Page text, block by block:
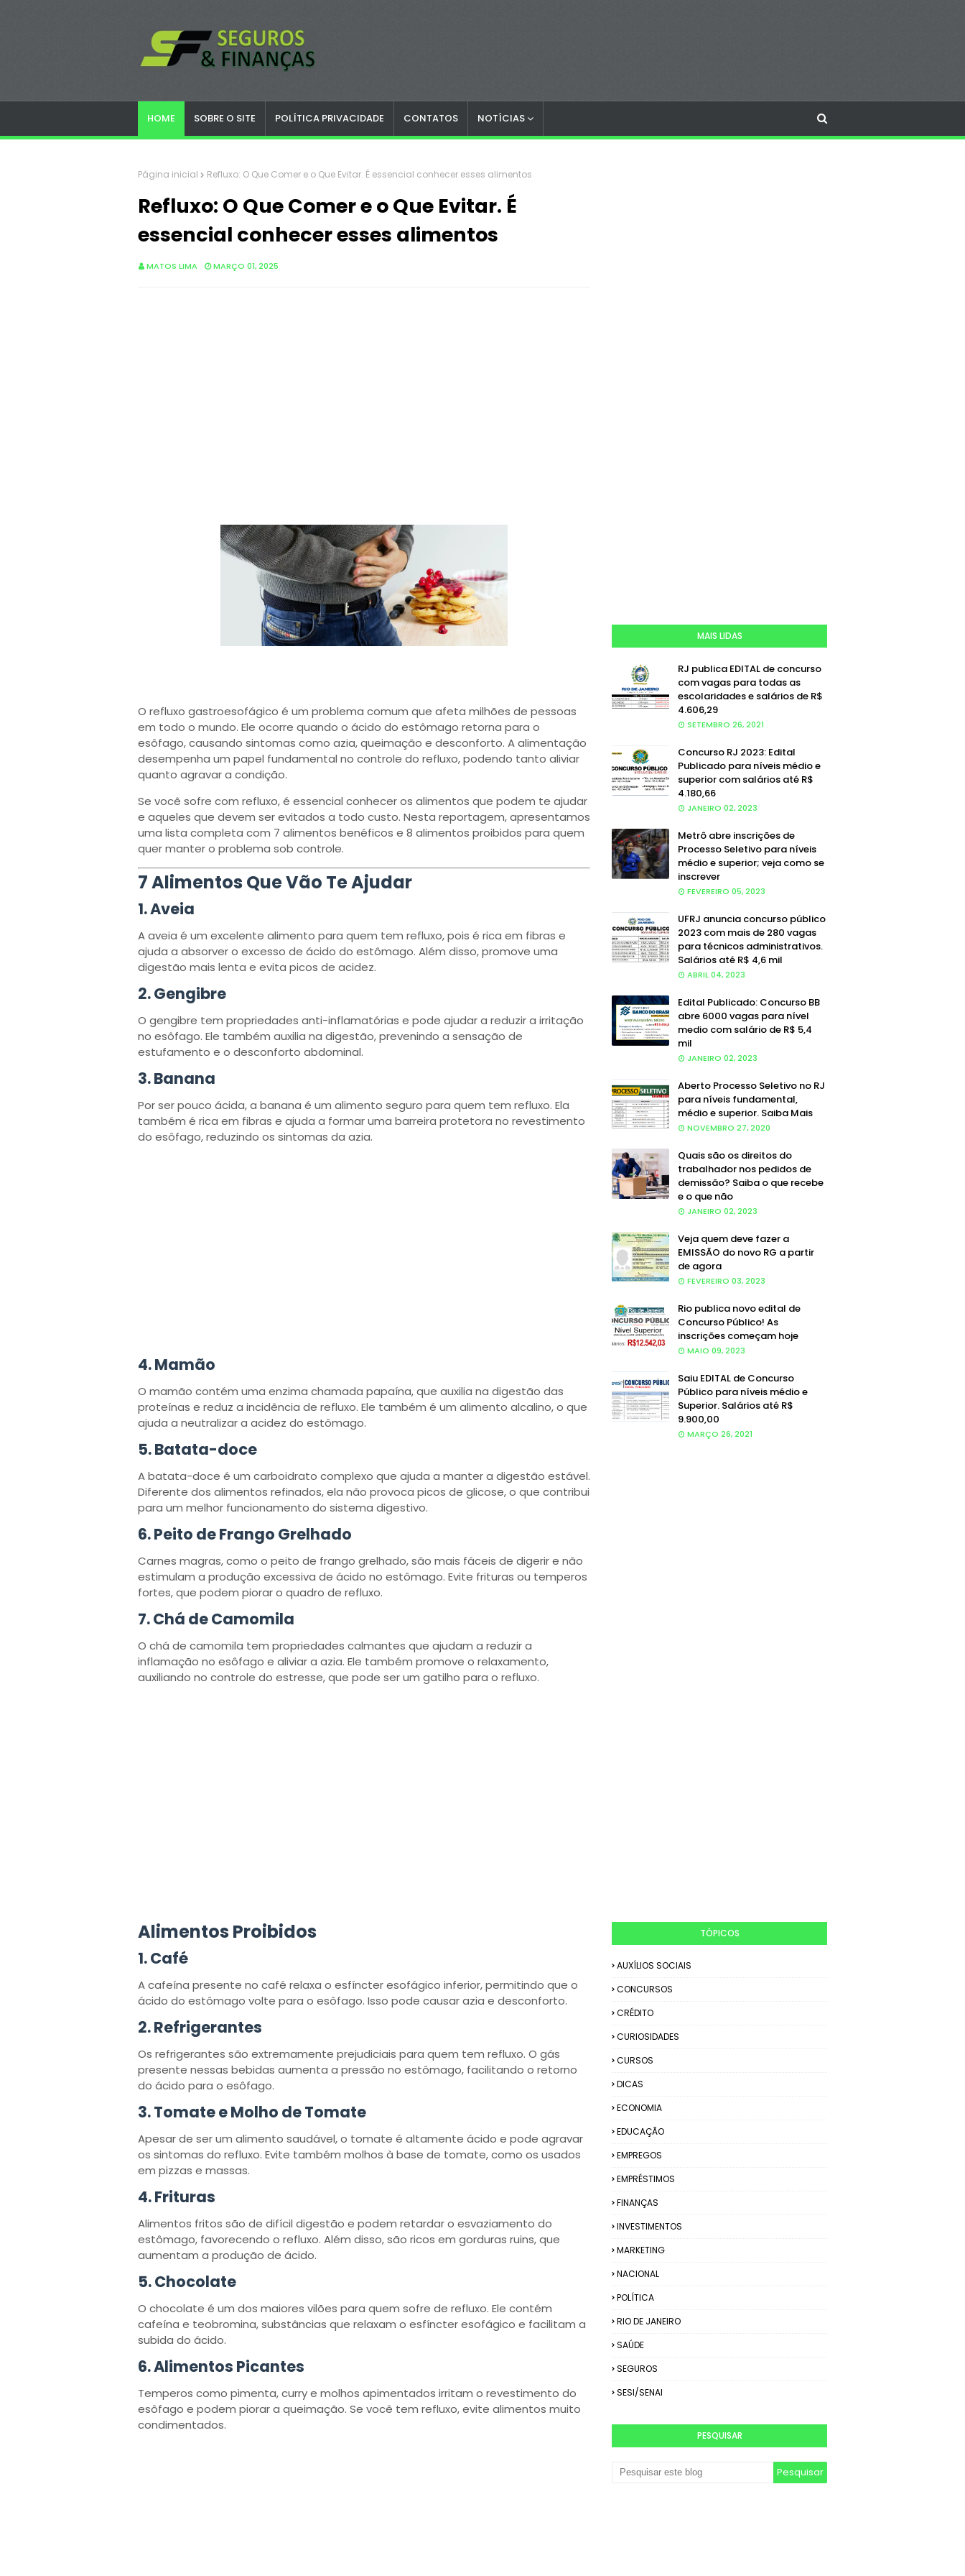
HOME SOBRE O SITE POLÍTICA PRIVACIDADE CONTATOS NOTÍCIAS
Página inicial Refluxo: O Que Comer e o Que Evitar. É essencial conhecer esses alimentos
Refluxo: O Que Comer e o Que Evitar. É
essencial conhecer esses alimentos
MATOS LIMA MARÇO 01, 2025
O refluxo gastroesofágico é um problema comum que afeta milhões de pessoas
em todo o mundo. Ele ocorre quando o ácido do estômago retorna para o
esôfago, causando sintomas como azia, queimação e desconforto. A alimentação
desempenha um papel fundamental no controle do refluxo, podendo tanto aliviar
quanto agravar a condição.
Se você sofre com refluxo, é essencial conhecer os alimentos que podem te ajudar
e aqueles que devem ser evitados a todo custo. Nesta reportagem, apresentamos
uma lista completa com 7 alimentos benéficos e 8 alimentos proibidos para quem
quer manter o problema sob controle.
7 Alimentos Que Vão Te Ajudar
1.Aveia
A aveia é um excelente alimento para quem tem refluxo, pois é rica em fibras e
ajuda a absorver o excesso de ácido do estômago. Além disso, promove uma
digestão mais lenta e evita picos de acidez.
2.Gengibre
O gengibre tem propriedades anti-inflamatórias e pode ajudar a reduzir a irritação
no esôfago. Ele também auxilia na digestão, prevenindo a sensação de
estufamento e o desconforto abdominal.
3.Banana
Por ser pouco ácida, a banana é um alimento seguro para quem tem refluxo. Ela
também é rica em fibras e ajuda a formar uma barreira protetora no revestimento
do esôfago, reduzindo os sintomas da azia.
4.Mamão
O mamão contém uma enzima chamada papaína, que auxilia na digestão das
proteínas e reduz a incidência de refluxo. Ele também é um alimento alcalino, o que
ajuda a neutralizar a acidez do estômago.
5.Batata-doce
A batata-doce é um carboidrato complexo que ajuda a manter a digestão estável.
Diferente dos alimentos refinados, ela não provoca picos de glicose, o que contribui
para um melhor funcionamento do sistema digestivo.
6.Peito de Frango Grelhado
Carnes magras, como o peito de frango grelhado, são mais fáceis de digerir e não
estimulam a produção excessiva de ácido no estômago. Evite frituras ou temperos
fortes, que podem piorar o quadro de refluxo.
7.Chá de Camomila
O chá de camomila tem propriedades calmantes que ajudam a reduzir a
inflamação no esôfago e aliviar a azia. Ele também promove o relaxamento,
auxiliando no controle do estresse, que pode ser um gatilho para o refluxo.
Alimentos Proibidos
1.Café
A cafeína presente no café relaxa o esfíncter esofágico inferior, permitindo que o
ácido do estômago volte para o esôfago. Isso pode causar azia e desconforto.
2.Refrigerantes
Os refrigerantes são extremamente prejudiciais para quem tem refluxo. O gás
presente nessas bebidas aumenta a pressão no estômago, facilitando o retorno
do ácido para o esôfago.
3.Tomate e Molho de Tomate
Apesar de ser um alimento saudável, o tomate é altamente ácido e pode agravar
os sintomas do refluxo. Evite também molhos à base de tomate, como os usados
em pizzas e massas.
4.Frituras
Alimentos fritos são de difícil digestão e podem retardar o esvaziamento do
estômago, favorecendo o refluxo. Além disso, são ricos em gorduras ruins, que
aumentam a produção de ácido.
5.Chocolate
O chocolate é um dos maiores vilões para quem sofre de refluxo. Ele contém
cafeína e teobromina, substâncias que relaxam o esfíncter esofágico e facilitam a
subida do ácido.
6.Alimentos Picantes
Temperos como pimenta, curry e molhos apimentados irritam o revestimento do
esôfago e podem piorar a queimação. Se você tem refluxo, evite alimentos muito
condimentados.
MAIS LIDAS
RJ publica EDITAL de concurso
com vagas para todas as
escolaridades e salários de R$
4.606,29
SETEMBRO 26, 2021
Concurso RJ 2023: Edital
Publicado para níveis médio e
superior com salários até R$
4.180,66
JANEIRO 02, 2023
Metrô abre inscrições de
Processo Seletivo para níveis
médio e superior; veja como se
inscrever
FEVEREIRO 05, 2023
UFRJ anuncia concurso público
2023 com mais de 280 vagas
para técnicos administrativos.
Salários até R$ 4,6 mil
ABRIL 04, 2023
Edital Publicado: Concurso BB
abre 6000 vagas para nível
medio com salário de R$ 5,4
mil
JANEIRO 02, 2023
Aberto Processo Seletivo no RJ
para níveis fundamental,
médio e superior. Saiba Mais
NOVEMBRO 27, 2020
Quais são os direitos do
trabalhador nos pedidos de
demissão? Saiba o que recebe
e o que não
JANEIRO 02, 2023
Veja quem deve fazer a
EMISSÃO do novo RG a partir
de agora
FEVEREIRO 03, 2023
Rio publica novo edital de
Concurso Público! As
inscrições começam hoje
MAIO 09, 2023
Saiu EDITAL de Concurso
Público para níveis médio e
Superior. Salários até R$
9.900,00
MARÇO 26, 2021
TÓPICOS
AUXÍLIOS SOCIAIS
CONCURSOS
CRÉDITO
CURIOSIDADES
CURSOS
DICAS
ECONOMIA
EDUCAÇÃO
EMPREGOS
EMPRÉSTIMOS
FINANÇAS
INVESTIMENTOS
MARKETING
NACIONAL
POLÍTICA
RIO DE JANEIRO
SAÚDE
SEGUROS
SESI/SENAI
PESQUISAR